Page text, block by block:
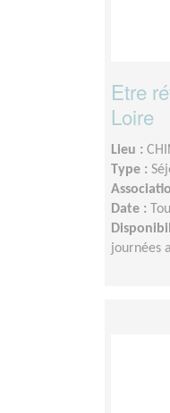
Etre
Loire
Lieu :
Type :
Date :
journées